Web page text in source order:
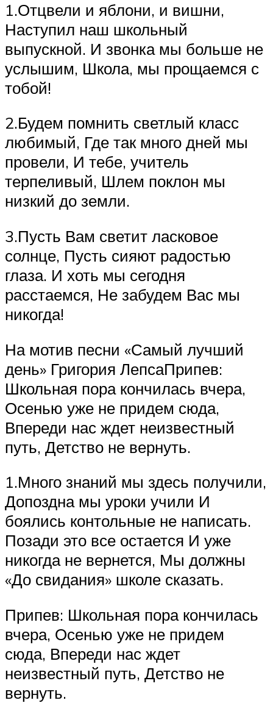
1.Отцвели и яблони, и вишни,
Наступил наш школьный
выпускной. И звонка мы больше не
услышим, Школа, мы прощаемся с
тобой!
2.Будем помнить светлый класс
любимый, Где так много дней мы
провели, И тебе, учитель
терпеливый, Шлем поклон мы
низкий до земли.
3.Пусть Вам светит ласковое
солнце, Пусть сияют радостью
глаза. И хоть мы сегодня
расстаемся, Не забудем Вас мы
никогда!
На мотив песни «Самый лучший
день» Григория ЛепсаПрипев:
Школьная пора кончилась вчера,
Осенью уже не придем сюда,
Впереди нас ждет неизвестный
путь, Детство не вернуть.
1.Много знаний мы здесь получили,
Допоздна мы уроки учили И
боялись контольные не написать.
Позади это все остается И уже
никогда не вернется, Мы должны
«До свидания» школе сказать.
Припев: Школьная пора кончилась
вчера, Осенью уже не придем
сюда, Впереди нас ждет
неизвестный путь, Детство не
вернуть.